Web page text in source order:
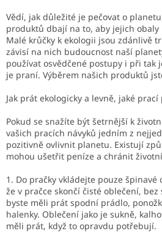
Vědí, jak důležité je pečovat o
produktů dbají na to, aby jejich obaly
Malé krůčky k ekologii jsou zdánlivě
závisí na nich budoucnost naší
používat osvědčené postupy i při tak
je praní. Výběrem našich produktů
Jak prát ekologicky a levně, jaké
Pokud se snažíte být šetrnější k
vašich pracích návyků jedním z
pozitivně ovlivnit planetu. Existují
mohou ušetřit peníze a chránit
1. Do pračky vkládejte pouze špinavé
že v pračce skončí čisté oblečení,
byste měli prát spodní prádlo,
halenky. Oblečení jako je sukně,
měli prát, když to opravdu potřebují.